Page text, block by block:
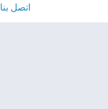
اتصل بنا